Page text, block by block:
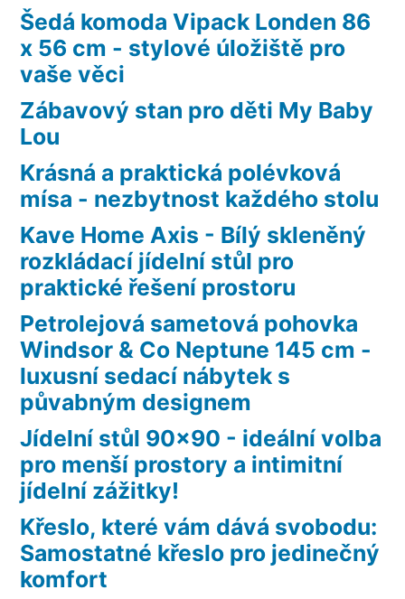
Šedá komoda Vipack Londen 86
x 56 cm - stylové úložiště pro
vaše věci
Zábavový stan pro děti My Baby
Lou
Krásná a praktická polévková
mísa - nezbytnost každého stolu
Kave Home Axis - Bílý skleněný
rozkládací jídelní stůl pro
praktické řešení prostoru
Petrolejová sametová pohovka
Windsor & Co Neptune 145 cm -
luxusní sedací nábytek s
půvabným designem
Jídelní stůl 90×90 - ideální volba
pro menší prostory a intimitní
jídelní zážitky!
Křeslo, které vám dává svobodu:
Samostatné křeslo pro jedinečný
komfort